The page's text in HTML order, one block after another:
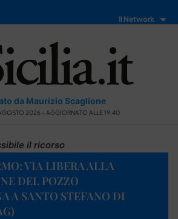
Il Network
da Maurizio Scaglione
2026 - AGGIORNATO ALLE 19:40
il ricorso
VIA LIBERA ALLA
DEL POZZO
A SANTO STEFANO DI